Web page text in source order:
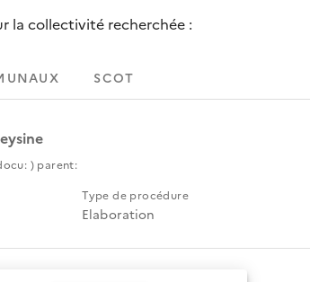
la collectivité recherchée :
SCOT
) parent:
Type de procédure
Elaboration